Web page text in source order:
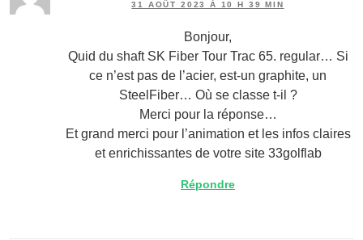
31 AOÛT 2023 À 10 H 39 MIN
Bonjour,
Quid du shaft SK Fiber Tour Trac 65. regular… Si
ce n’est pas de l’acier, est-un graphite, un
SteelFiber… Où se classe t-il ?
Merci pour la réponse…
Et grand merci pour l’animation et les infos claires
et enrichissantes de votre site 33golflab
Répondre